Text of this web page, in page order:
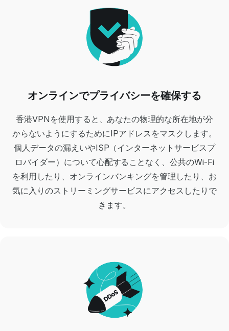
オンラインでプライバシーを確保する
香港VPNを使用すると、あなたの物理的な所在地が分
からないようにするためにIPアドレスをマスクします。
個人データの漏えいやISP（インターネットサービスプ
ロバイダー）について心配することなく、公共のWi-Fi
を利用したり、オンラインバンキングを管理したり、お
気に入りのストリーミングサービスにアクセスしたりで
きます。